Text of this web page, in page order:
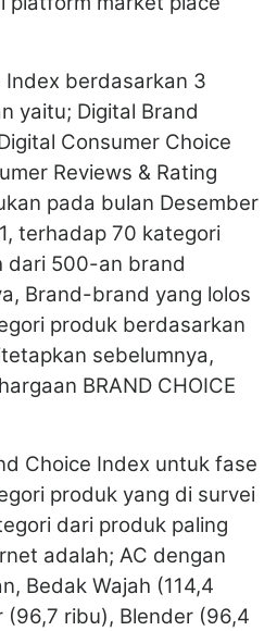
Index berdasarkan 3
yaitu; Digital Brand
Consumer Choice
Reviews & Rating
pada bulan Desember
terhadap 70 kategori
dari 500-an brand
Brand-brand yang lolos
produk berdasarkan
sebelumnya,
BRAND CHOICE
Choice Index untuk fase
produk yang di survei
dari produk paling
adalah; AC dengan
Bedak Wajah (114,4
(96,7 ribu), Blender (96,4